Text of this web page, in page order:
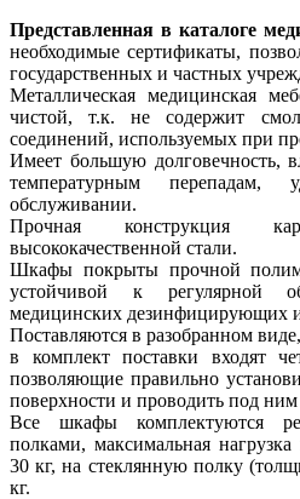
Представленная в каталоге
необходимые сертификаты,
государственных и частных
Металлическая медицинская
чистой, т.к. не содержит
соединений, используемых при
Имеет большую долговечность,
температурным перепадам,
обслуживании.
Прочная конструкция
высококачественной стали.
Шкафы покрыты прочной
устойчивой к регулярной
медицинских дезинфицирующих
Поставляются в разобранном виде,
в комплект поставки входят
позволяющие правильно
поверхности и проводить под
Все шкафы комплектуются
полками, максимальная
30 кг, на стеклянную полку
кг.